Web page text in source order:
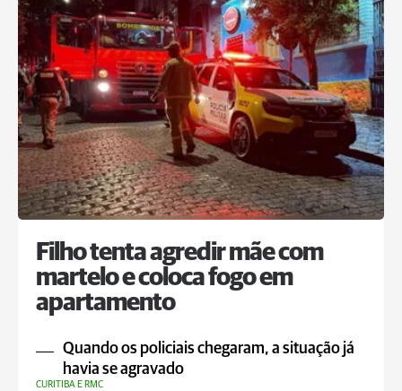
Filho tenta agredir mãe com
martelo e coloca fogo em
apartamento
Quando os policiais chegaram, a situação já
havia se agravado
CURITIBA E RMC